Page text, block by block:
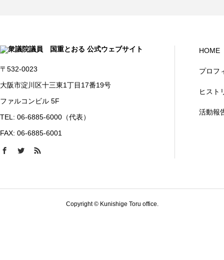
〒532-0023
大阪市淀川区十三東1丁目17番19号
ファルコンビル 5F
TEL: 06-6885-6000（代表）
FAX: 06-6885-6001
HOME
プロフ
ヒスト
活動報
Copyright © Kunishige Toru office.